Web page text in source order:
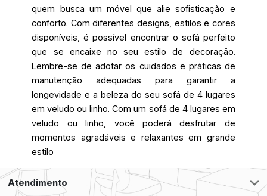
quem busca um móvel que alie sofisticação e
conforto. Com diferentes designs, estilos e cores
disponíveis, é possível encontrar o sofá perfeito
que se encaixe no seu estilo de decoração.
Lembre-se de adotar os cuidados e práticas de
manutenção adequadas para garantir a
longevidade e a beleza do seu sofá de 4 lugares
em veludo ou linho. Com um sofá de 4 lugares em
veludo ou linho, você poderá desfrutar de
momentos agradáveis e relaxantes em grande
estilo
Atendimento